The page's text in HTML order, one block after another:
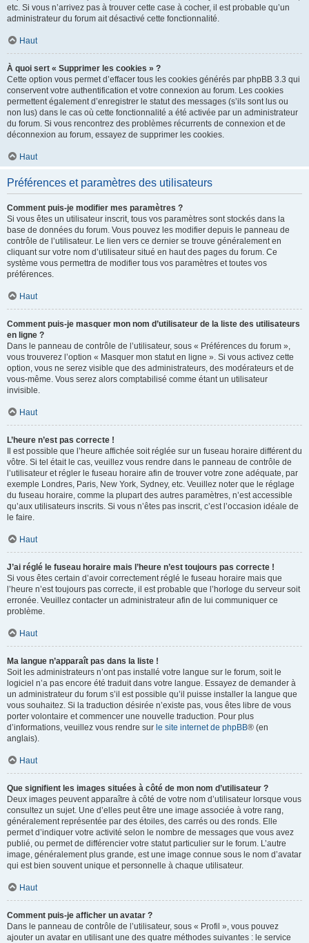
etc. Si vous n’arrivez pas à trouver cette case à cocher, il est probable qu’un
administrateur du forum ait désactivé cette fonctionnalité.
Haut
À quoi sert « Supprimer les cookies » ?
Cette option vous permet d’effacer tous les cookies générés par phpBB 3.3 qui
conservent votre authentification et votre connexion au forum. Les cookies
permettent également d’enregistrer le statut des messages (s’ils sont lus ou
non lus) dans le cas où cette fonctionnalité a été activée par un administrateur
du forum. Si vous rencontrez des problèmes récurrents de connexion et de
déconnexion au forum, essayez de supprimer les cookies.
Haut
Préférences et paramètres des utilisateurs
Comment puis-je modifier mes paramètres ?
Si vous êtes un utilisateur inscrit, tous vos paramètres sont stockés dans la
base de données du forum. Vous pouvez les modifier depuis le panneau de
contrôle de l’utilisateur. Le lien vers ce dernier se trouve généralement en
cliquant sur votre nom d’utilisateur situé en haut des pages du forum. Ce
système vous permettra de modifier tous vos paramètres et toutes vos
préférences.
Haut
Comment puis-je masquer mon nom d’utilisateur de la liste des utilisateurs
en ligne ?
Dans le panneau de contrôle de l’utilisateur, sous « Préférences du forum »,
vous trouverez l’option « Masquer mon statut en ligne ». Si vous activez cette
option, vous ne serez visible que des administrateurs, des modérateurs et de
vous-même. Vous serez alors comptabilisé comme étant un utilisateur
invisible.
Haut
L’heure n’est pas correcte !
Il est possible que l’heure affichée soit réglée sur un fuseau horaire différent du
vôtre. Si tel était le cas, veuillez vous rendre dans le panneau de contrôle de
l’utilisateur et régler le fuseau horaire afin de trouver votre zone adéquate, par
exemple Londres, Paris, New York, Sydney, etc. Veuillez noter que le réglage
du fuseau horaire, comme la plupart des autres paramètres, n’est accessible
qu’aux utilisateurs inscrits. Si vous n’êtes pas inscrit, c’est l’occasion idéale de
le faire.
Haut
J’ai réglé le fuseau horaire mais l’heure n’est toujours pas correcte !
Si vous êtes certain d’avoir correctement réglé le fuseau horaire mais que
l’heure n’est toujours pas correcte, il est probable que l’horloge du serveur soit
erronée. Veuillez contacter un administrateur afin de lui communiquer ce
problème.
Haut
Ma langue n’apparaît pas dans la liste !
Soit les administrateurs n’ont pas installé votre langue sur le forum, soit le
logiciel n’a pas encore été traduit dans votre langue. Essayez de demander à
un administrateur du forum s’il est possible qu’il puisse installer la langue que
vous souhaitez. Si la traduction désirée n’existe pas, vous êtes libre de vous
porter volontaire et commencer une nouvelle traduction. Pour plus
d’informations, veuillez vous rendre sur le site internet de phpBB® (en
anglais).
Haut
Que signifient les images situées à côté de mon nom d’utilisateur ?
Deux images peuvent apparaître à côté de votre nom d’utilisateur lorsque vous
consultez un sujet. Une d’elles peut être une image associée à votre rang,
généralement représentée par des étoiles, des carrés ou des ronds. Elle
permet d’indiquer votre activité selon le nombre de messages que vous avez
publié, ou permet de différencier votre statut particulier sur le forum. L’autre
image, généralement plus grande, est une image connue sous le nom d’avatar
qui est bien souvent unique et personnelle à chaque utilisateur.
Haut
Comment puis-je afficher un avatar ?
Dans le panneau de contrôle de l’utilisateur, sous « Profil », vous pouvez
ajouter un avatar en utilisant une des quatre méthodes suivantes : le service